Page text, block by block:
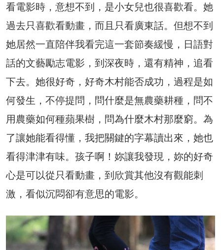
看電影時，意想不到，是小女兒也很喜歡看。她
過去只喜歡看動畫，而且只看廣東話。但想不到
她居然一直陪伴我看完這一套節奏緩慢，日語對
話的文藝勵志電影，到深夜時，還有精神，追看
下去。她很好奇，好奇木村能否成功，過程是如
何發生，不停提問，問什麼是無農藥耕種，問不
用農藥如何種蘋果樹，問為什麼木村那麼窮。為
了讓她能看得懂，我把關鍵的字幕讀出來，她也
看得津津有味。孩子啊！妳讓我發現，妳的好奇
心是可以從只看動畫，到欣賞其他沒有觀能刺
激，看似沉悶卻有意思的電影。